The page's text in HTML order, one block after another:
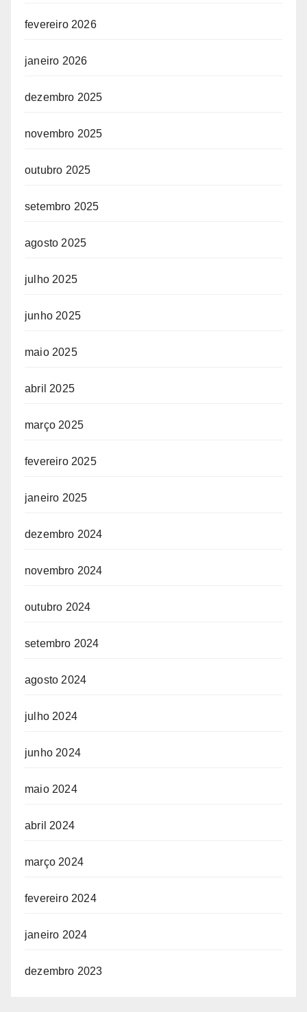
fevereiro 2026
janeiro 2026
dezembro 2025
novembro 2025
outubro 2025
setembro 2025
agosto 2025
julho 2025
junho 2025
maio 2025
abril 2025
março 2025
fevereiro 2025
janeiro 2025
dezembro 2024
novembro 2024
outubro 2024
setembro 2024
agosto 2024
julho 2024
junho 2024
maio 2024
abril 2024
março 2024
fevereiro 2024
janeiro 2024
dezembro 2023